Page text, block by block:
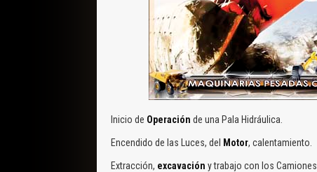
Inicio de Operación de una Pala Hidráulica.
Encendido de las Luces, del Motor, calentamiento.
Extracción, excavación y trabajo con los Camiones.